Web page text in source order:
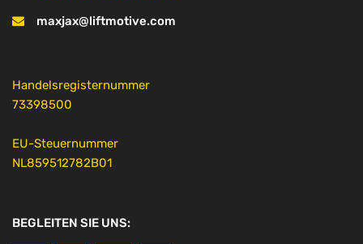
maxjax@liftmotive.com
Handelsregisternummer
73398500
EU-Steuernummer
NL859512782B01
BEGLEITEN SIE UNS: